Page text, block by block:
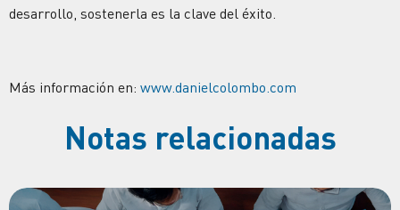
desarrollo, sostenerla es la clave del éxito.
Más información en: www.danielcolombo.com
Notas relacionadas